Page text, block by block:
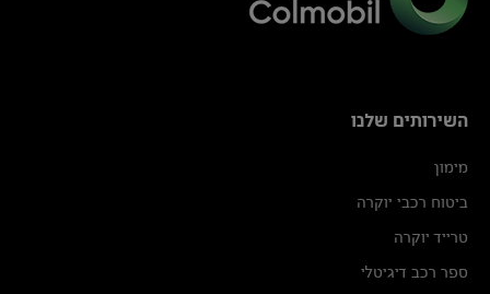
השירותים שלנו
מימון
ביטוח רכבי יוקרה
טרייד יוקרה
ספר רכב דיגיטלי